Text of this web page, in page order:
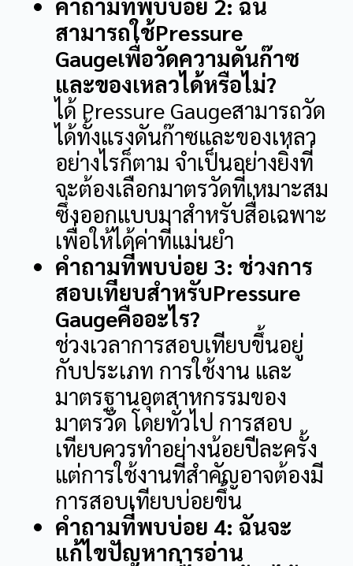
สามารถใช้Pressure
Gaugeเพื่อวัดความดันก๊าซ
และของเหลวได้หรือไม่?
ได้ Pressure Gaugeสามารถวัด
ได้ทั้งแรงดันก๊าซและของเหลว
อย่างไรก็ตาม จำเป็นอย่างยิ่งที่
จะต้องเลือกมาตรวัดที่เหมาะสม
ซึ่งออกแบบมาสำหรับสื่อเฉพาะ
เพื่อให้ได้ค่าที่แม่นยำ
คำถามที่พบบ่อย 3: ช่วงการ
สอบเทียบสำหรับPressure
Gaugeคืออะไร?
ช่วงเวลาการสอบเทียบขึ้นอยู่
กับประเภท การใช้งาน และ
มาตรฐานอุตสาหกรรมของ
มาตรวัด โดยทั่วไป การสอบ
เทียบควรทำอย่างน้อยปีละครั้ง
แต่การใช้งานที่สำคัญอาจต้องมี
การสอบเทียบบ่อยขึ้น
คำถามที่พบบ่อย 4: ฉันจะ
แก้ไขปัญหาการอ่าน